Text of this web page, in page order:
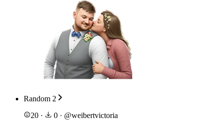
Random 2
20 · 0 · @weibertvictoria